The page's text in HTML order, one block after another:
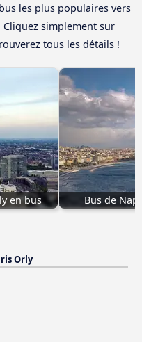
les plus populaires vers
Cliquez simplement sur
tous les détails !
en bus Bus de
Orly